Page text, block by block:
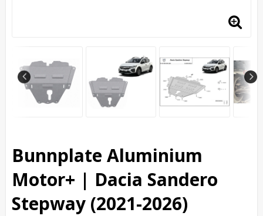
Bunnplate Aluminium
Motor+ | Dacia Sandero
Stepway (2021-2026)